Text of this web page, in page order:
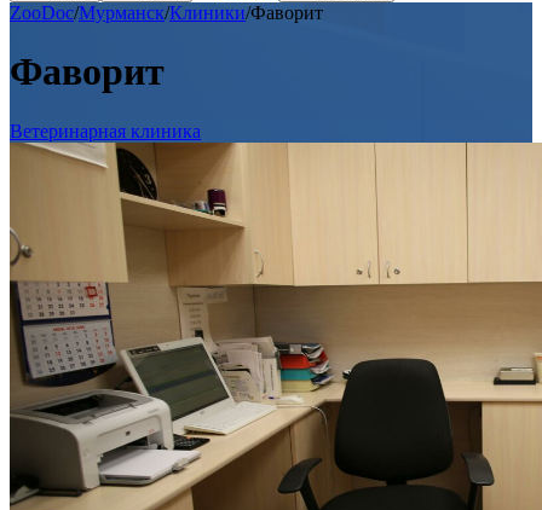
ZooDoc/Мурманск/Клиники/Фаворит
Фаворит
Ветеринарная клиника